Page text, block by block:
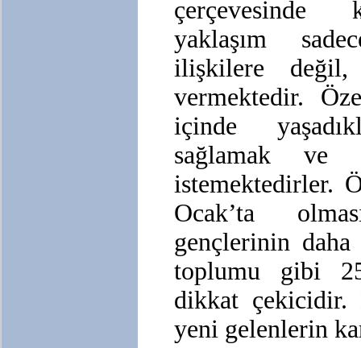
çerçevesinde
yaklaşım
ilişkilere
vermektedir.
içinde
sağlamak ve
istemektedirler.
Ocak’ta
gençlerinin
toplumu gibi
dikkat çekicidir.
yeni gelenlerin